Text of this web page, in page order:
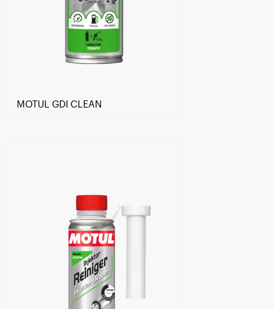
Găsește un partener
MOTUL GDI CLEAN